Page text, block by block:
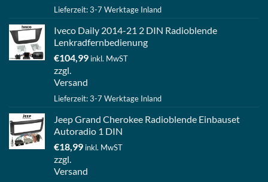
Lieferzeit: 3-7 Werktage Inland
Iveco Daily 2014-21 2 DIN Radioblende
Lenkradfernbedienung
€104,99 inkl. MwST
zzgl.
Versand
Lieferzeit: 3-7 Werktage Inland
Jeep Grand Cherokee Radioblende Einbauset
Autoradio 1 DIN
€18,99 inkl. MwST
zzgl.
Versand